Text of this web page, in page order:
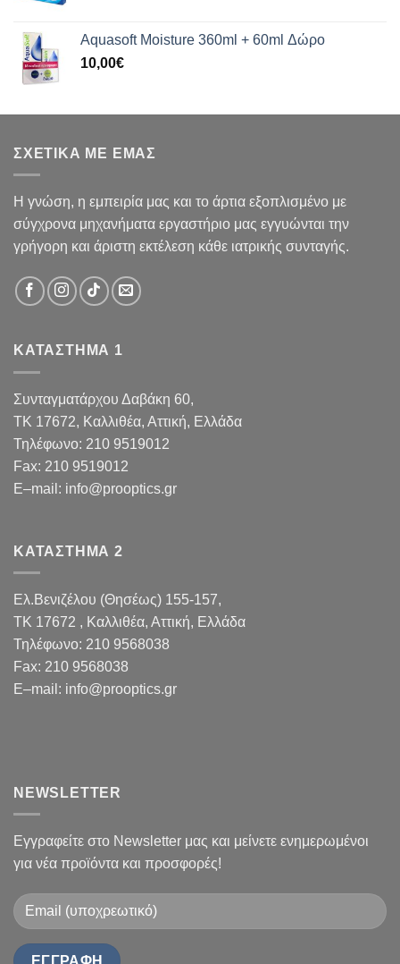
Aquasoft Moisture 360ml + 60ml Δώρο
10,00€
ΣΧΕΤΙΚΑ ΜΕ ΕΜΑΣ
Η γνώση, η εμπειρία μας και το άρτια εξοπλισμένο με
σύγχρονα μηχανήματα εργαστήριο μας εγγυώνται την
γρήγορη και άριστη εκτέλεση κάθε ιατρικής συνταγής.
ΚΑΤΑΣΤΗΜΑ 1
Συνταγματάρχου Δαβάκη 60,
TK 17672, Καλλιθέα, Αττική, Ελλάδα
Τηλέφωνο: 210 9519012
Fax: 210 9519012
E–mail : info@prooptics.gr
ΚΑΤΑΣΤΗΜΑ 2
Ελ.Βενιζέλου (Θησέως) 155-157,
TK 17672 , Καλλιθέα, Αττική, Ελλάδα
Τηλέφωνο: 210 9568038
Fax: 210 9568038
E–mail : info@prooptics.gr
NEWSLETTER
Εγγραφείτε στο Newsletter μας και μείνετε ενημερωμένοι
για νέα προϊόντα και προσφορές!